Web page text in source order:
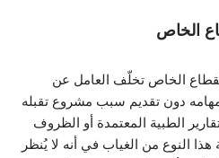
الخاص
الخاص تخلّف العامل عن
مهامه دون تقديم سبب مشروع تقبله
الطبية المعتمدة أو الظروف
هذا النوع من الغياب في أنه لا يُنظر